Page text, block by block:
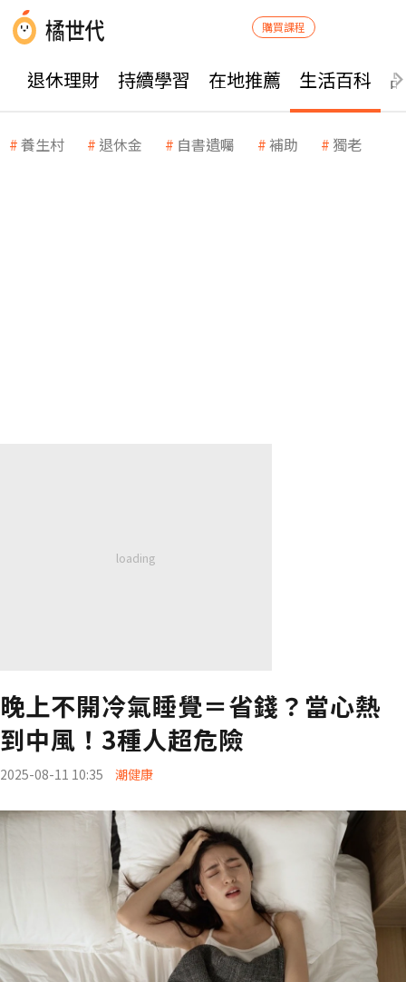
購買課程
退休理財 持續學習 在地推薦 生活百科
養生村 退休金 自書遺囑 補助 獨老
晚上不開冷氣睡覺＝省錢？當心熱
到中風！3種人超危險
2025-08-11 10:35 潮健康